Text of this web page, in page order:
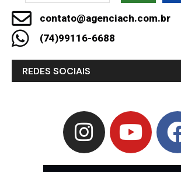
contato@agenciach.com.br
(74)99116-6688
REDES SOCIAIS